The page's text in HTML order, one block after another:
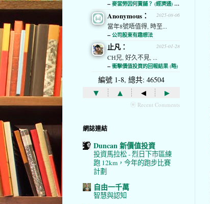
-- 麥當勞因何賣舖？ (經濟通) (略)
2025-08-06
Anonymous：
當年8號唔值得, 時至...
-- 公司股東有趣想法
2025-01-28
止凡：
CH兄, 好久不見, ...
-- 衝擊價值投資的回報結果 (略)
編號 1-8, 總共: 46504
▾ ▴ ◂ ▸
ⓦ Recent Comments
網誌連結
Duncan 新價值投資
投資馬拉松 - 烈日下市區練
跑 12km，今年的跑步比賽
計劃
自由一千萬
智慧與認知